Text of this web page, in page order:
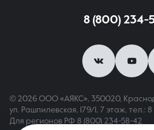
8 (800) 234-
© 2026 ООО «АЯКС», 350020,
ул. Рашпилевская, 179/1, 7 этаж, тел.:
Для регионов РФ 8 (800) 234-58-42